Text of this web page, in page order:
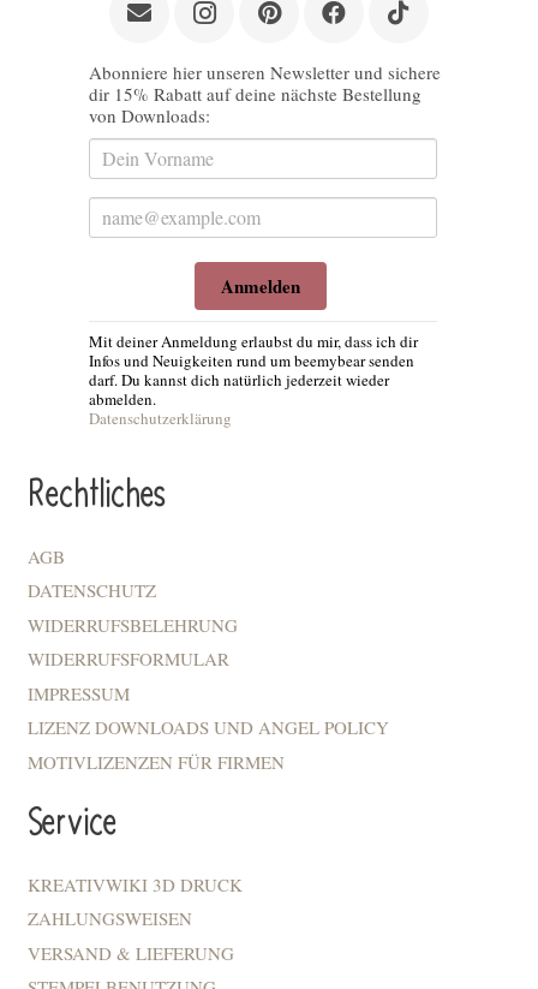
Abonniere hier unseren Newsletter und sichere
dir 15% Rabatt auf deine nächste Bestellung
von Downloads:
Anmelden
Mit deiner Anmeldung erlaubst du mir, dass ich dir
Infos und Neuigkeiten rund um beemybear senden
darf. Du kannst dich natürlich jederzeit wieder
abmelden.
Datenschutzerklärung
Rechtliches
AGB
DATENSCHUTZ
WIDERRUFSBELEHRUNG
WIDERRUFSFORMULAR
IMPRESSUM
LIZENZ DOWNLOADS UND ANGEL POLICY
MOTIVLIZENZEN FÜR FIRMEN
Service
KREATIVWIKI 3D DRUCK
ZAHLUNGSWEISEN
VERSAND & LIEFERUNG